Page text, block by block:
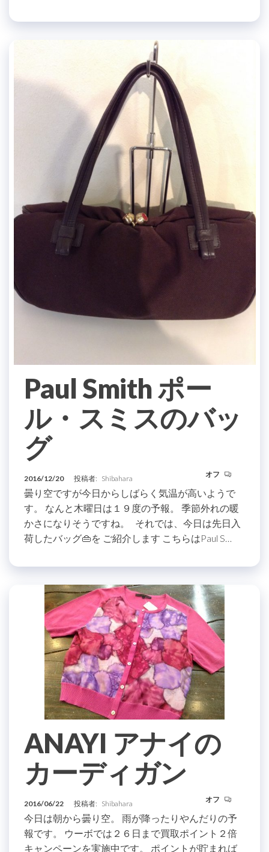
Paul Smith ポー
ル・スミスのバッ
グ
2016/12/20 投稿者: Shibahara オフ
曇り空ですが今日からしばらく気温が高いようで
す。 なんと木曜日は１９度の予報。 季節外れの暖
かさになりそうですね。 それでは、今日は先日入
荷したバッグ👜を ご紹介します こちらはPaul S…
ANAYI アナイの
カーディガン
2016/06/22 投稿者: Shibahara オフ
今日は朝から曇り空。 雨が降ったりやんだりの予
報です。 ウーボでは２６日まで買取ポイント２倍
キャンペーンを実施中です。 ポイントが貯まれば